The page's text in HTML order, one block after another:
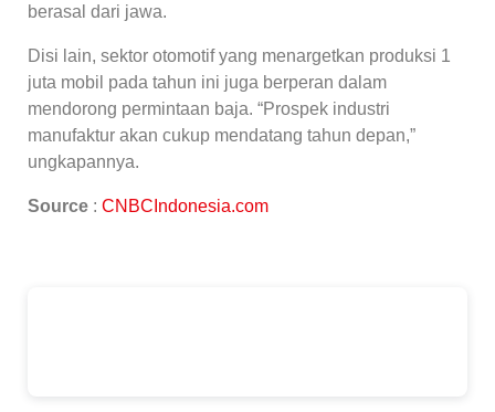
berasal dari jawa.
Disi lain, sektor otomotif yang menargetkan produksi 1
juta mobil pada tahun ini juga berperan dalam
mendorong permintaan baja. “Prospek industri
manufaktur akan cukup mendatang tahun depan,”
ungkapannya.
Source : CNBCIndonesia.com